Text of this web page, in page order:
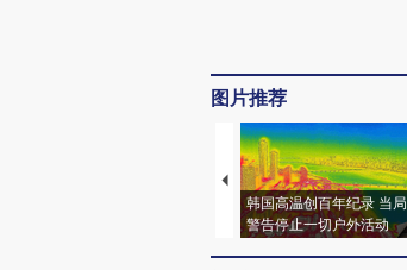
图片推荐
韩国高温创百年纪录 当局
警告停止一切户外活动